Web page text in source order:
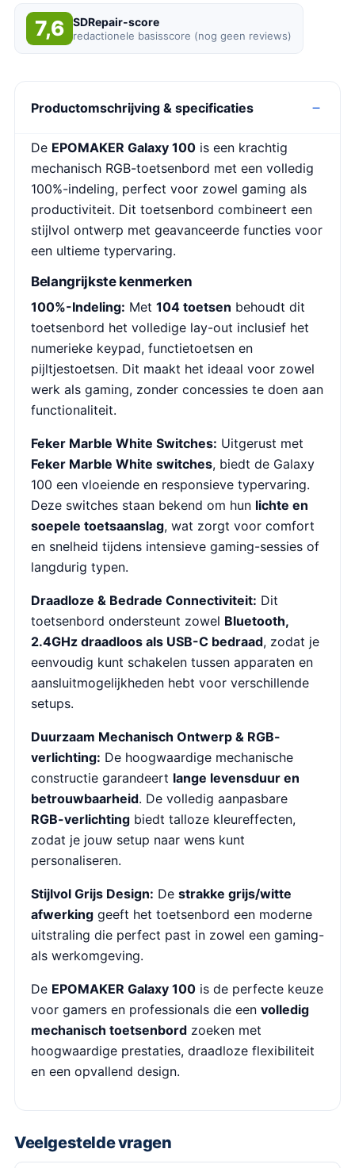
7,6 SDRepair-score
redactionele basisscore (nog geen reviews)
Productomschrijving & specificaties
De EPOMAKER Galaxy 100 is een krachtig
mechanisch RGB-toetsenbord met een volledig
100%-indeling, perfect voor zowel gaming als
productiviteit. Dit toetsenbord combineert een
stijlvol ontwerp met geavanceerde functies voor
een ultieme typervaring.
Belangrijkste kenmerken
100%-Indeling: Met 104 toetsen behoudt dit
toetsenbord het volledige lay-out inclusief het
numerieke keypad, functietoetsen en
pijltjestoetsen. Dit maakt het ideaal voor zowel
werk als gaming, zonder concessies te doen aan
functionaliteit.
Feker Marble White Switches: Uitgerust met
Feker Marble White switches, biedt de Galaxy
100 een vloeiende en responsieve typervaring.
Deze switches staan bekend om hun lichte en
soepele toetsaanslag, wat zorgt voor comfort
en snelheid tijdens intensieve gaming-sessies of
langdurig typen.
Draadloze & Bedrade Connectiviteit: Dit
toetsenbord ondersteunt zowel Bluetooth,
2.4GHz draadloos als USB-C bedraad, zodat je
eenvoudig kunt schakelen tussen apparaten en
aansluitmogelijkheden hebt voor verschillende
setups.
Duurzaam Mechanisch Ontwerp & RGB-
verlichting: De hoogwaardige mechanische
constructie garandeert lange levensduur en
betrouwbaarheid. De volledig aanpasbare
RGB-verlichting biedt talloze kleureffecten,
zodat je jouw setup naar wens kunt
personaliseren.
Stijlvol Grijs Design: De strakke grijs/witte
afwerking geeft het toetsenbord een moderne
uitstraling die perfect past in zowel een gaming-
als werkomgeving.
De EPOMAKER Galaxy 100 is de perfecte keuze
voor gamers en professionals die een volledig
mechanisch toetsenbord zoeken met
hoogwaardige prestaties, draadloze flexibiliteit
en een opvallend design.
Veelgestelde vragen